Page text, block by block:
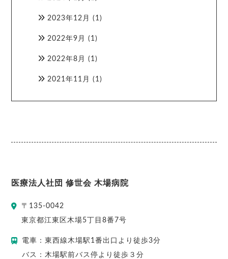
2023年12月 (1)
2022年9月 (1)
2022年8月 (1)
2021年11月 (1)
医療法人社団 修世会 木場病院
〒 135-0042
東京都江東区木場5丁目8番7号
電車：東西線木場駅1番出口より徒歩3分
バス：木場駅前バス停より徒歩３分